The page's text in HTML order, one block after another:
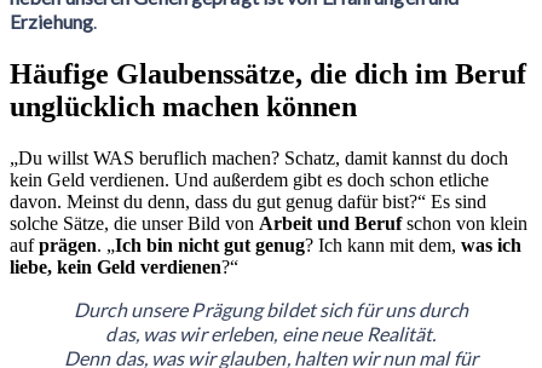
Erziehung.
Häufige Glaubenssätze, die dich im Beruf
unglücklich machen können
„Du willst WAS beruflich machen? Schatz, damit kannst du doch
kein Geld verdienen. Und außerdem gibt es doch schon etliche
davon. Meinst du denn, dass du gut genug dafür bist?“ Es sind
solche Sätze, die unser Bild von Arbeit und Berufschon von klein
aufprägen. „Ich bin nicht gut genug? Ich kann mit dem, was ich
liebe, kein Geld verdienen?“
Durch unsere Prägung bildet sich für uns durch
das, was wir erleben, eine neue Realität.
Denn das, was wir glauben, halten wir nun mal für